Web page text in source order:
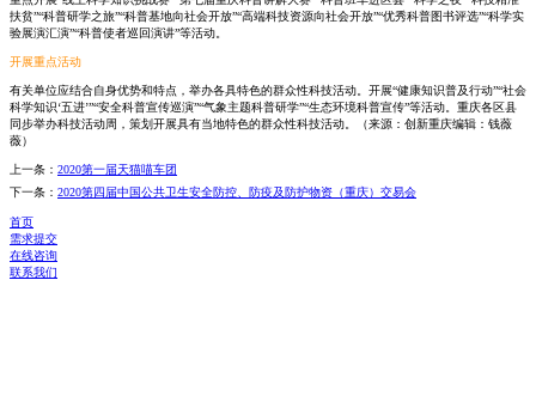
扶贫”“科普研学之旅”“科普基地向社会开放”“高端科技资源向社会开放”“优秀科普图书评选”“科学实
验展演汇演”“科普使者巡回演讲”等活动。
开展重点活动
有关单位应结合自身优势和特点，举办各具特色的群众性科技活动。开展“健康知识普及行动”“社会
科学知识‘五进’”“安全科普宣传巡演”“气象主题科普研学”“生态环境科普宣传”等活动。重庆各区县
同步举办科技活动周，策划开展具有当地特色的群众性科技活动。（来源：创新重庆编辑：钱薇
薇）
上一条： 2020第一届天猫喵车团
下一条： 2020第四届中国公共卫生安全防控、防疫及防护物资（重庆）交易会
首页
需求提交
在线咨询
联系我们